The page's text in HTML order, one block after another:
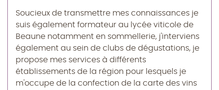
Soucieux de transmettre mes connaissances je
suis également formateur au lycée viticole de
Beaune notamment en sommellerie, j'interviens
également au sein de clubs de dégustations, je
propose mes services à différents
établissements de la région pour lesquels je
m'occupe de la confection de la carte des vins